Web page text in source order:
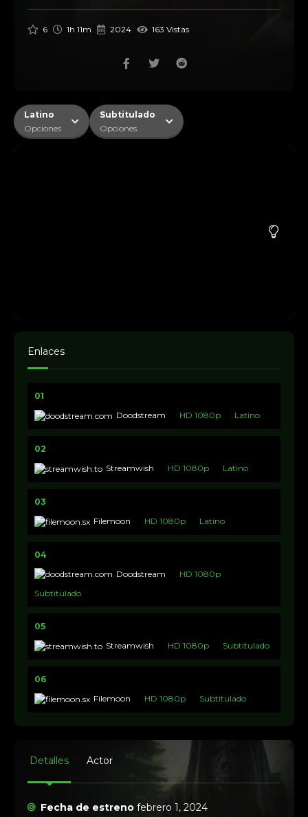
6 1h 11m 2024 163 Vistas
Latino
Opciones
Subtitulado
Opciones
Enlaces
01
Doodstream
HD 1080p Latino
02
Streamwish
HD 1080p Latino
03
Filemoon
HD 1080p Latino
04
Doodstream
HD 1080p
Subtitulado
05
Streamwish
HD 1080p Subtitulado
06
Filemoon
HD 1080p Subtitulado
Detalles Actor
Fecha de estreno febrero 1, 2024